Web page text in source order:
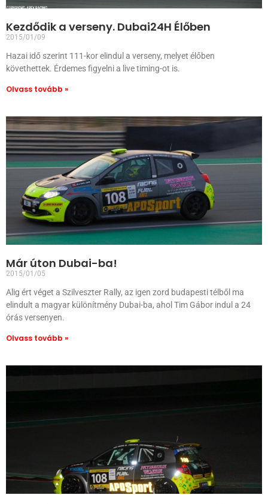
Kezdődik a verseny. Dubai24H Élőben
2015/01/09
Hazai idő szerint 111-kor elindul a verseny, melyet élőben
követhettek. Érdemes figyelni a live timing-ot is.
Olvass tovább »
Már úton Dubai-ba!
2015/01/05
Alig ért véget a Szilveszter Rally, az igen zord budapesti télből ma
elindult a magyar különítmény Dubai-ba, ahol Tim Gábor indul a 24
órás versenyen.
Olvass tovább »